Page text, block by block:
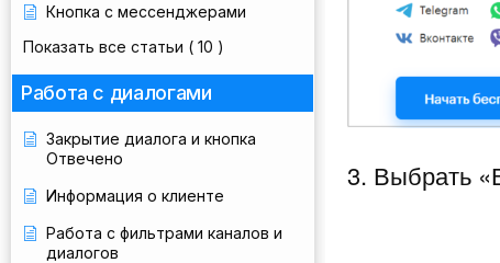
Кнопка с мессенджерами
Показать все статьи ( 10 )
Работа с диалогами
Закрытие диалога и кнопка
Отвечено
Информация о клиенте
Работа с фильтрами каналов и
диалогов
3. Выбрать